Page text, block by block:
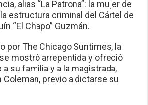
alias “La Patrona”: la mujer de
estructura criminal del Cártel de
“El Chapo” Guzmán.
por The Chicago Suntimes, la
mostró arrepentida y ofreció
su familia y a la magistrada,
Coleman, previo a dictarse su